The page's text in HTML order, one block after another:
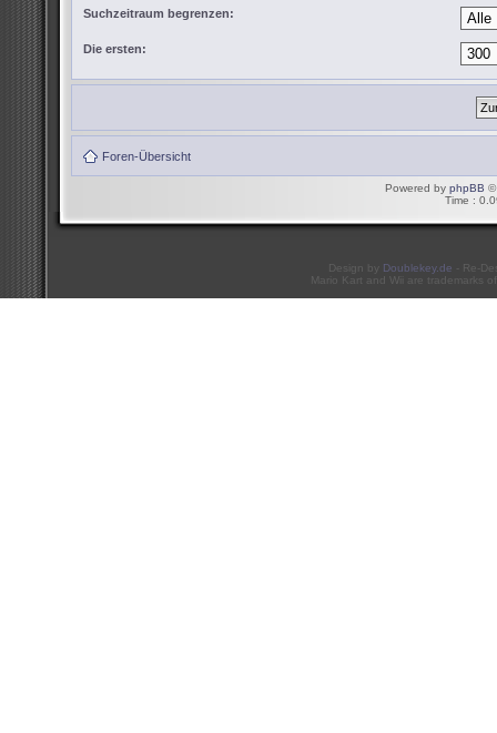
Suchzeitraum begrenzen:
Die ersten:
Foren-Übersicht
Powered by phpBB ©
Time :
Design by Doublekey.de - Re-
Mario Kart and Wii are trademarks